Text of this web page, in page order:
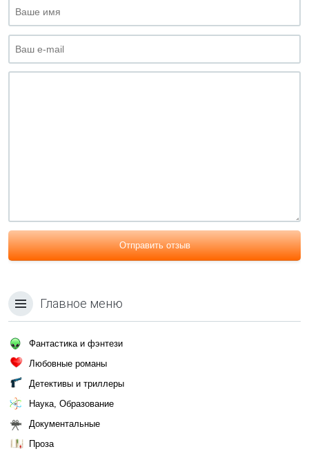
Отправить отзыв
Главное меню
Фантастика и фэнтези
Любовные романы
Детективы и триллеры
Наука, Образование
Документальные
Проза